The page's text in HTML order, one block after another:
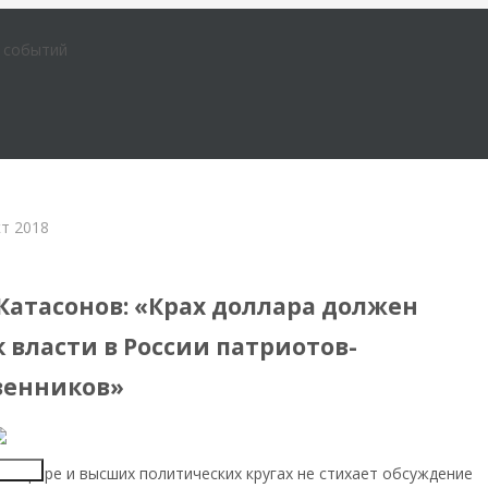
событий
2018
и беседы
«Крах доллара должен
власти в России патриотов-
и высших политических кругах не стихает обсуждение